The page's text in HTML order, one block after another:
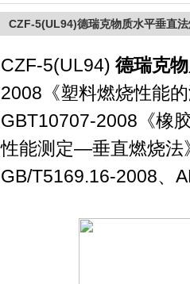
CZF-5(UL94)德瑞克物质水平垂直
CZF-5(UL94) 德瑞克
2008《塑料燃烧性能
GBT10707-2008《橡
性能测定—垂直燃烧法
GB/T5169.16-2008、